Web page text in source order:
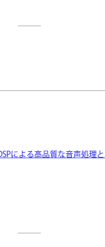
による高品質な音声処